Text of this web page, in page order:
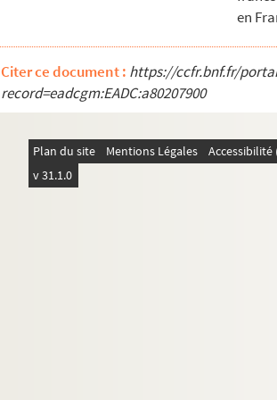
Ms Chiflet 62. « Volume contenant
Ms Chiflet 64. Epitaphes recueillies dans
Ms Chiflet 65. « Pièces historiques
Ms Chiflet 67. « Pièces historiques
Ms Chiflet 68. « Pièces historiques
en
Citer ce document : https://ccfr.bnf.fr/
record=eadcgm:EADC:a80207900
Plan du site Mentions Légales
v 31.1.0